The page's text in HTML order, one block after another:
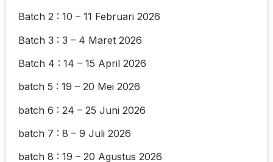
Batch 2 : 10 – 11 Februari 2026
Batch 3 : 3 – 4 Maret 2026
Batch 4 : 14 – 15 April 2026
batch 5 : 19 – 20 Mei 2026
batch 6 : 24 – 25 Juni 2026
batch 7 : 8 – 9 Juli 2026
batch 8 : 19 – 20 Agustus 2026